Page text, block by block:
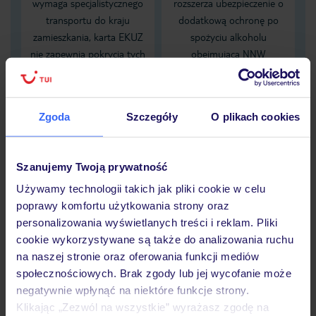
Zgoda Szczegóły O plikach cookies
Szanujemy Twoją prywatność
Używamy technologii takich jak pliki cookie w celu
poprawy komfortu użytkowania strony oraz
personalizowania wyświetlanych treści i reklam. Pliki
cookie wykorzystywane są także do analizowania ruchu
na naszej stronie oraz oferowania funkcji mediów
społecznościowych. Brak zgody lub jej wycofanie może
negatywnie wpłynąć na niektóre funkcje strony.
Klikając „Zezwól na wszystkie” wyrażasz zgodę na
wymaga specjalistycznego
transportu do kraju
zamieszkania, karta EKUZ
nie zapewnia pokrycia tych
rozszerza ubezpieczenie o
dodatkową ochronę po
spożyciu alkoholu
obejmującą NNW
zaistniałych pod wpływem
Sprawdź szczegóły
wariantów ochrony »
Dlaczego warto wybrać TUI?